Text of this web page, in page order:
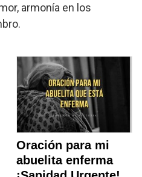
armonía en los
Oración para mi
abuelita enferma